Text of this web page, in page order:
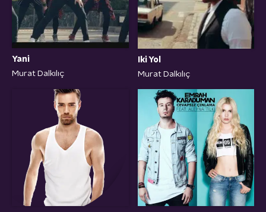
Yani
Murat Dalkılıç
Iki Yol
Murat Dalkılıç